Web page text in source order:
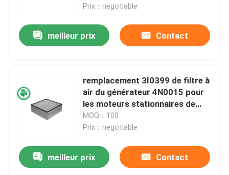
Prix：negotiable
meilleur prix Contact
remplacement 3I0399 de filtre à
air du générateur 4N0015 pour
les moteurs stationnaires de
Caterpillar
MOQ：100
Prix：negotiable
meilleur prix Contact